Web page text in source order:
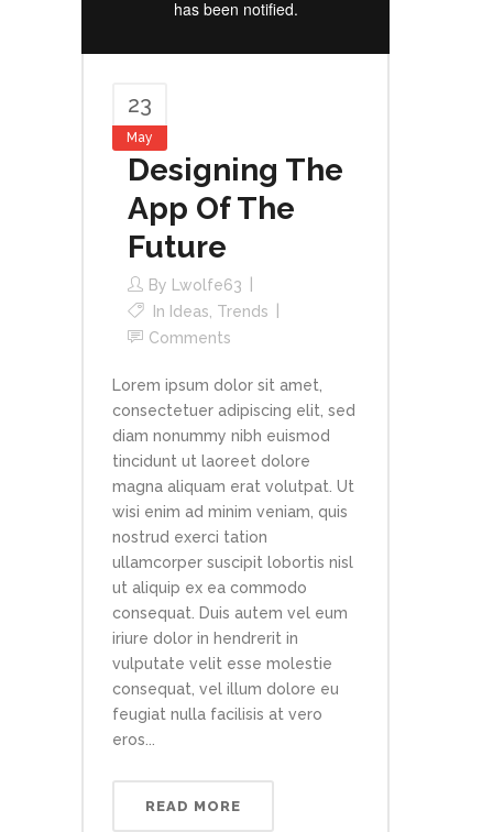
23
May
Designing The
App Of The
Future
By
Lwolfe63
In Ideas Trends
Comments
Lorem ipsum dolor sit amet,
consectetuer adipiscing elit, sed
diam nonummy nibh euismod
tincidunt ut laoreet dolore
magna aliquam erat volutpat. Ut
wisi enim ad minim veniam, quis
nostrud exerci tation
ullamcorper suscipit lobortis nisl
ut aliquip ex ea commodo
consequat. Duis autem vel eum
iriure dolor in hendrerit in
vulputate velit esse molestie
consequat, vel illum dolore eu
feugiat nulla facilisis at vero
eros...
READ MORE